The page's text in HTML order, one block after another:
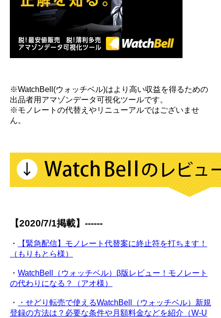
※WatchBell(ウォッチベル)はより高い収益を得るための
出品者用アマゾンデータ可視化ツールです。
※モノレートの代替えやリニューアルではございませ
ん。
【2020/7/1掲載】------
・
【緊急配信】モノレート代替案に終止符を打ちます！
（もりもとら様）
・ WatchBell（ウォッチベル）β版レビュー！モノレート
の代わりになる？（アオ様）
・
・せどり転売で使えるWatchBell（ウォッチベル）新規
登録の方法は？必要な条件や月額料金などを紹介（W-U